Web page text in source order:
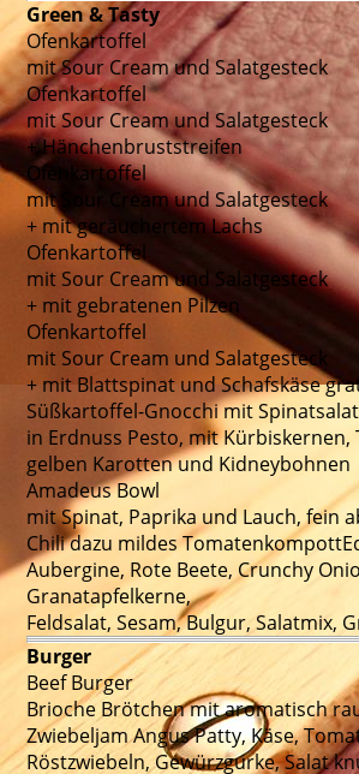
Green & Tasty
Ofenkartoffel
mit Sour Cream und Salatgesteck
Ofenkartoffel
mit Sour Cream und Salatgesteck
+ Hänchenbruststreifen
Ofenkartoffel
mit Sour Cream und Salatgesteck
+ mit geräuchertem Lachs
Ofenkartoffel
mit Sour Cream und Salatgesteck
+ mit gebratenen Pilzen
Ofenkartoffel
mit Sour Cream und Salatgesteck
+ mit Blattspinat und Schafskäse
Süßkartoffel-Gnocchi mit Spinatsalat
in Erdnuss Pesto, mit Kürbiskernen,
gelben Karotten und Kidneybohnen
Amadeus Bowl
mit Spinat, Paprika und Lauch, fein
Chili dazu mildes
Aubergine, Rote Beete, Crunchy
Granatapfelkerne,
Feldsalat, Sesam, Bulgur, Salatmix,
Burger
Beef Burger
Brioche Brötchen mit aromatisch
Zwiebeljam Angus Patty, Käse,
Röstzwiebeln, Gewürzgurke, Salat